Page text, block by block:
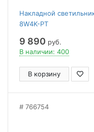
Накладной
8W4K-PT
9 890 руб.
В наличии: 400
В корзину
766754